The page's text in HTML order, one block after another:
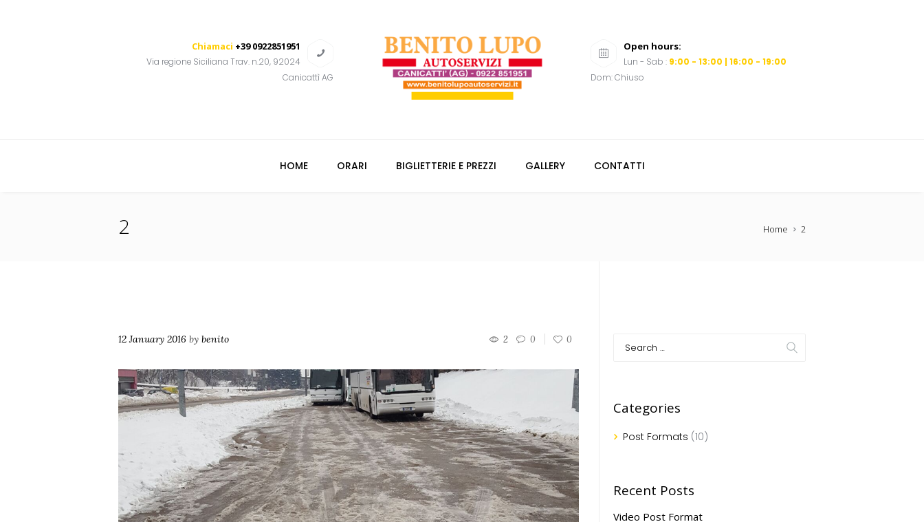
Chiamaci +39 0922851951
Via regione Siciliana Trav. n.20, 92024
Canicattì AG
Open hours:
Lun - Sab : 9:00 - 13:00 | 16:00 - 19:00
Dom: Chiuso
HOME ORARI BIGLIETTERIE E PREZZI GALLERY CONTATTI
2 Home 2
12 January 2016 by benito 2 0 0
Categories
Post Formats (10)
Recent Posts
Video Post Format